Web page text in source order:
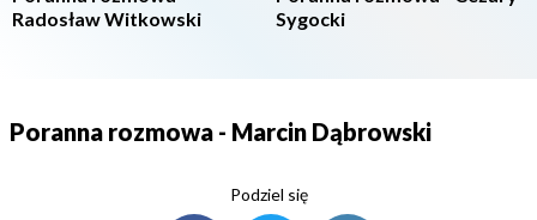
Radosław Witkowski
Sygocki
Poranna rozmowa - Marcin Dąbrowski
Podziel się